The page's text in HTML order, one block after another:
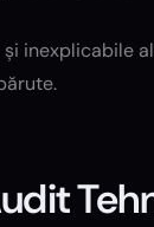
inexplicabile